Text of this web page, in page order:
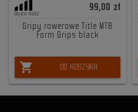
Duża ilość
99,00 zł
Gripy rowerowe Title MTB
Form Grips black
shopping_cart DO KOSZYKA